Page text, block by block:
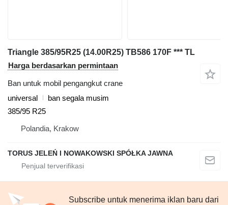
Triangle 385/95R25 (14.00R25) TB586 170F *** TL
Harga berdasarkan permintaan
Ban untuk mobil pengangkut crane
universal
ban segala musim
385/95 R25
Polandia, Krakow
TORUS JELEŃ I NOWAKOWSKI SPÓŁKA JAWNA
Subscribe untuk menerima iklan baru dari